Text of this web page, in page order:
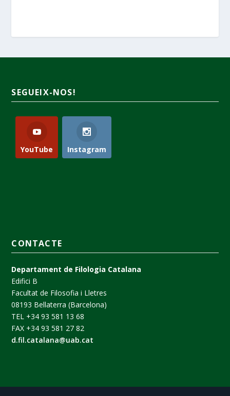
SEGUEIX-NOS!
YouTube Instagram
CONTACTE
Departament de Filologia Catalana
Edifici B
Facultat de Filosofia i Lletres
08193 Bellaterra (Barcelona)
TEL +34 93 581 13 68
FAX +34 93 581 27 82
d.fil.catalana@uab.cat